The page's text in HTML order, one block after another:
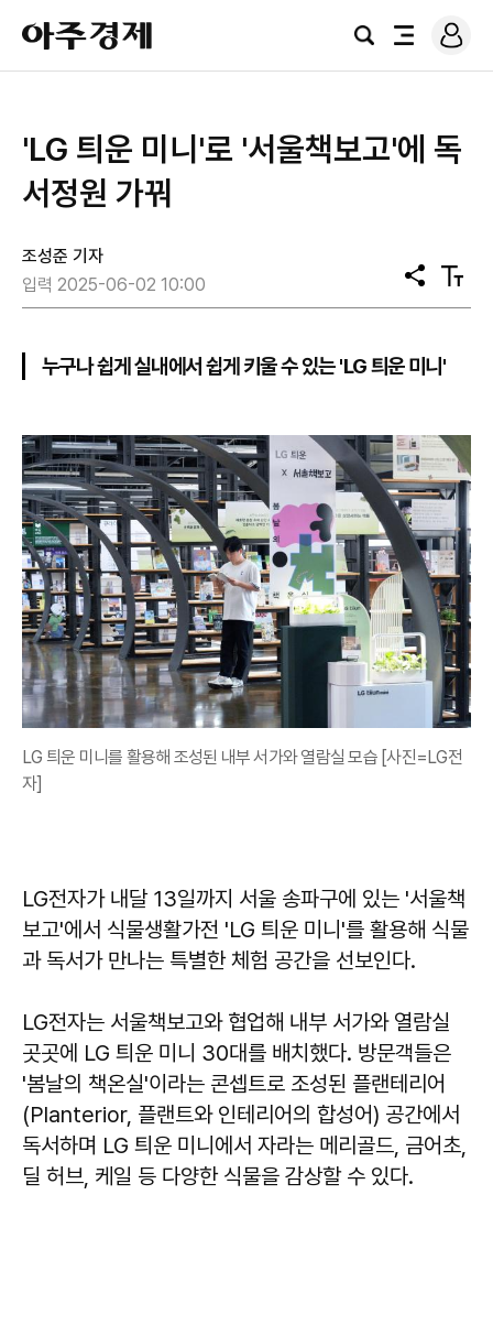
아
주
경
검
전
로
그
'LG 틔운 미니'로 '서울책보고'에 독
서정원 가꿔
조성준 기자
입력 2025-06-02 10:00
공
유
텍
스
누구나 쉽게 실내에서 쉽게 키울 수 있는 'LG 틔운 미니'
LG 틔운 미니를 활용해 조성된 내부 서가와 열람실 모습 [사진=LG전
자]
LG전자가 내달 13일까지 서울 송파구에 있는 '서울책
보고'에서 식물생활가전 'LG 틔운 미니'를 활용해 식물
과 독서가 만나는 특별한 체험 공간을 선보인다.
LG전자는 서울책보고와 협업해 내부 서가와 열람실
곳곳에 LG 틔운 미니 30대를 배치했다. 방문객들은
'봄날의 책온실'이라는 콘셉트로 조성된 플랜테리어
(Planterior, 플랜트와 인테리어의 합성어) 공간에서
독서하며 LG 틔운 미니에서 자라는 메리골드, 금어초,
딜 허브, 케일 등 다양한 식물을 감상할 수 있다.